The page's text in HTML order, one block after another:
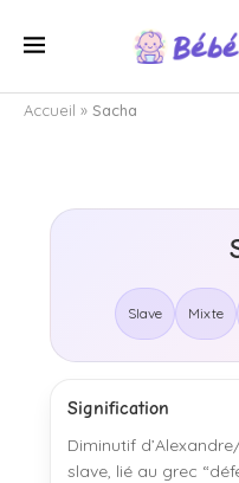
Accueil » Sacha
Slave Mixte
Signification
Diminutif
slave, lié au grec